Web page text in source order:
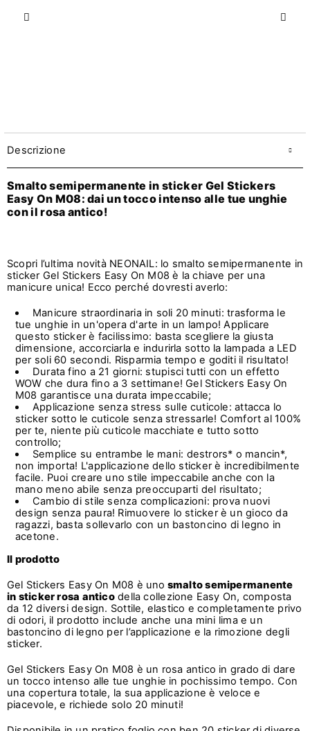
Precedente
Descrizione
Smalto semipermanente in sticker Gel Stickers
Easy On M08: dai un tocco intenso alle tue unghie
con il rosa antico!
Scopri l’ultima novità NEONAIL: lo smalto semipermanente in
sticker Gel Stickers Easy On M08 è la chiave per una
manicure unica! Ecco perché dovresti averlo:
Manicure straordinaria in soli 20 minuti: trasforma le
tue unghie in un'opera d'arte in un lampo! Applicare
questo sticker è facilissimo: basta scegliere la giusta
dimensione, accorciarla e indurirla sotto la lampada a LED
per soli 60 secondi. Risparmia tempo e goditi il risultato!
Durata fino a 21 giorni: stupisci tutti con un effetto
WOW che dura fino a 3 settimane! Gel Stickers Easy On
M08 garantisce una durata impeccabile;
Applicazione senza stress sulle cuticole: attacca lo
sticker sotto le cuticole senza stressarle! Comfort al 100%
per te, niente più cuticole macchiate e tutto sotto
controllo;
Semplice su entrambe le mani: destrors* o mancin*,
non importa! L'applicazione dello sticker è incredibilmente
facile. Puoi creare uno stile impeccabile anche con la
mano meno abile senza preoccuparti del risultato;
Cambio di stile senza complicazioni: prova nuovi
design senza paura! Rimuovere lo sticker è un gioco da
ragazzi, basta sollevarlo con un bastoncino di legno in
acetone.
Il prodotto
Gel Stickers Easy On M08 è uno smalto semipermanente
in sticker rosa anticodella collezione Easy On, composta
da 12 diversi design. Sottile, elastico e completamente privo
di odori, il prodotto include anche una mini lima e un
bastoncino di legno per l’applicazione e la rimozione degli
sticker.
Gel Stickers Easy On M08 è un rosa antico in grado di dare
un tocco intenso alle tue unghie in pochissimo tempo. Con
una copertura totale, la sua applicazione è veloce e
piacevole, e richiede solo 20 minuti!